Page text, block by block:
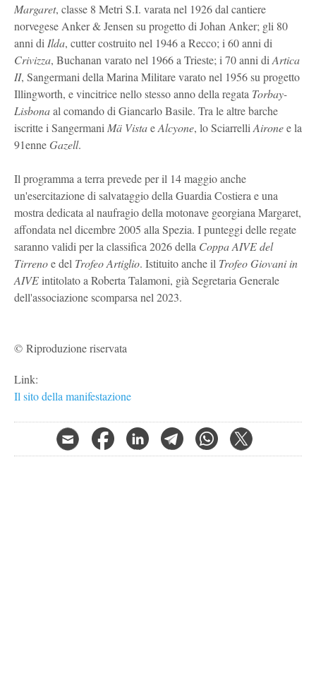
Margaret, classe 8 Metri S.I. varata nel 1926 dal cantiere
norvegese Anker & Jensen su progetto di Johan Anker; gli 80
anni di Ilda, cutter costruito nel 1946 a Recco; i 60 anni di
Crivizza, Buchanan varato nel 1966 a Trieste; i 70 anni di Artica
II, Sangermani della Marina Militare varato nel 1956 su progetto
Illingworth, e vincitrice nello stesso anno della regata Torbay-
Lisbonaal comando di Giancarlo Basile. Tra le altre barche
iscritte i Sangermani Mä VistaeAlcyone, lo Sciarrelli Aironee la
91enne Gazell.
Il programma a terra prevede per il 14 maggio anche
un'esercitazione di salvataggio della Guardia Costiera e una
mostra dedicata al naufragio della motonave georgiana Margaret,
affondata nel dicembre 2005 alla Spezia. I punteggi delle regate
saranno validi per la classifica 2026 della Coppa AIVE del
Tirrenoe del Trofeo Artiglio. Istituito anche il Trofeo Giovani in
AIVEintitolato a Roberta Talamoni, già Segretaria Generale
dell'associazione scomparsa nel 2023.
© Riproduzione riservata
Link:
Il sito della manifestazione